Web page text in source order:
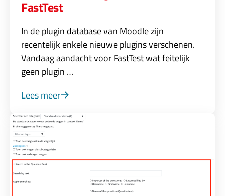
FastTest
In de plugin database van Moodle zijn
recentelijk enkele nieuwe plugins verschenen.
Vandaag aandacht voor FastTest wat feitelijk
geen plugin …
Lees meer